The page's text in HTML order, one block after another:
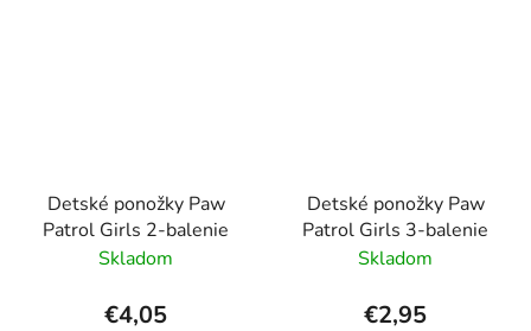
Detské ponožky Paw
Patrol Girls 2-balenie
Skladom
€4,05
Detské ponožky Paw
Patrol Girls 3-balenie
Skladom
€2,95